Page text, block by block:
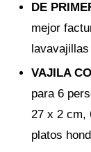
DE
mejor
VAJILA
para 6
27 x 2 cm,
platos